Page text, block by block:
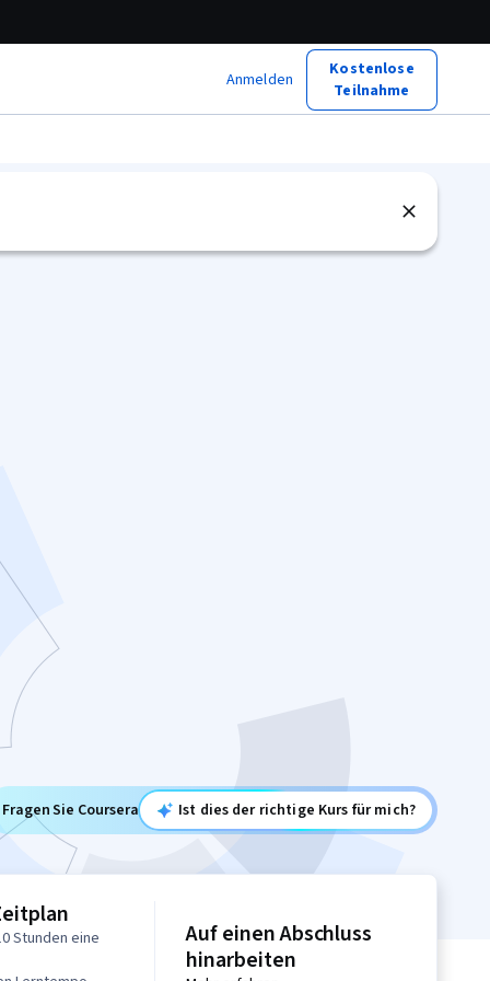
Anmelden
Kostenlose
Teilnahme
Fragen Sie Coursera Ist dies der richtige Kurs für mich?
Stunden eine
Auf einen Abschluss
hinarbeiten